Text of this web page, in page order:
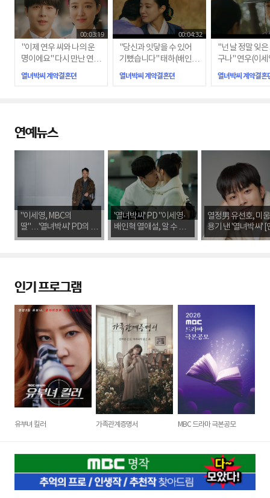
00:03:19
"이제 연우 씨와 나의 운
명이에요" 다시 만난 연우
(이세영)와 태하(배인혁)
열녀박씨 계약결혼뎐
00:04:32
"당신과 잇닿을 수 있어
기뻤습니다" 태하(배인
혁)와 연우(이세영)의 다
시 겪는 이별
열녀박씨 계약결혼뎐
"넌 날 정말 잊은
구나" 연우(이세
전하는 태하(배
랜 연심
열녀박씨 계약결혼
연예뉴스
"이세영, MBC의
딸"…'열녀박씨' PD의 확
신 [인터뷰M]
'열녀박씨' PD "이세영·
배인혁 열애설, 알 수 없
었던 행운" [인터뷰M]
열정男 유선호, 미
용기 낸 '열녀박씨' [
뷰M]
인기 프로그램
유부녀 킬러 가족관계증명서 MBC 드라마 극본공모